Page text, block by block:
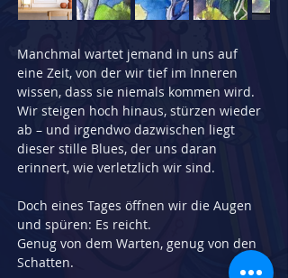
Manchmal wartet jemand in uns auf
eine Zeit, von der wir tief im Inneren
wissen, dass sie niemals kommen wird.
Wir steigen hoch hinaus, stürzen wieder
ab – und irgendwo dazwischen liegt
dieser stille Blues, der uns daran
erinnert, wie verletzlich wir sind.
Doch eines Tages öffnen wir die Augen
und spüren: Es reicht.
Genug von dem Warten, genug von den
Schatten.